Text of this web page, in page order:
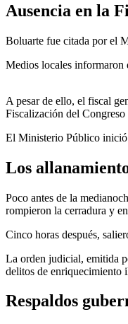
Ausencia en la
Boluarte fue citada por el
Medios locales informaron
A pesar de ello, el fiscal
Fiscalización del
El Ministerio Público inició
Los
Poco antes de la
rompieron la cerradura y
Cinco horas después,
La orden judicial, emitida
delitos de enriquecimiento
Respaldos